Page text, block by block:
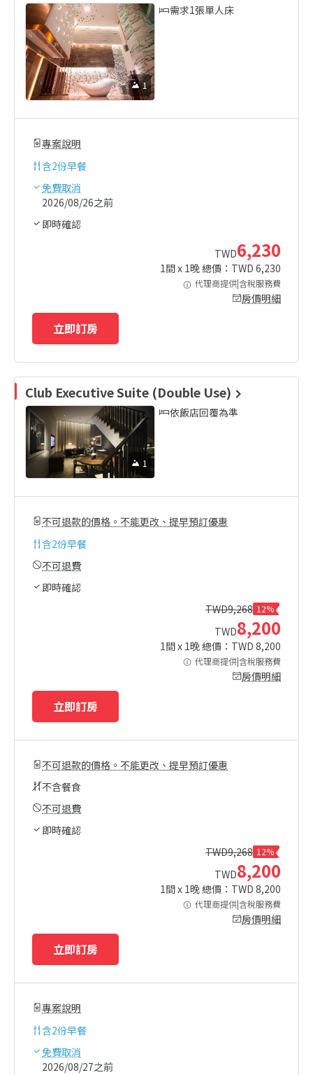
1
需求1張單人床
專案說明
含2份早餐
免費取消
2026/08/26之前
即時確認
TWD6,230
1間 x 1晚 總價：TWD 6,230
代理商提供|含稅服務費
房價明細
立即訂房
Club Executive Suite (Double Use)
1
依飯店回覆為準
不可退款的價格。不能更改、提早預訂優惠
含2份早餐
不可退費
即時確認
TWD9,268 12%
TWD8,200
1間 x 1晚 總價：TWD 8,200
代理商提供|含稅服務費
房價明細
立即訂房
不可退款的價格。不能更改、提早預訂優惠
不含餐食
不可退費
即時確認
TWD9,268 12%
TWD8,200
1間 x 1晚 總價：TWD 8,200
代理商提供|含稅服務費
房價明細
立即訂房
專案說明
含2份早餐
免費取消
2026/08/27之前